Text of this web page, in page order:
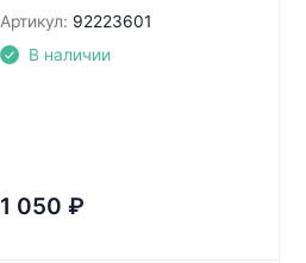
Артикул: 92223601
В наличии
1 050 ₽